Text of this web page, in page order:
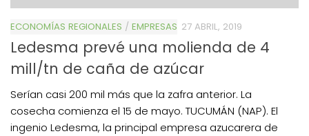
ECONOMÍAS REGIONALES / EMPRESAS 27 ABRIL, 2019
Ledesma prevé una molienda de 4
mill/tn de caña de azúcar
Serían casi 200 mil más que la zafra anterior. La
cosecha comienza el 15 de mayo. TUCUMÁN (NAP). El
ingenio Ledesma, la principal empresa azucarera de